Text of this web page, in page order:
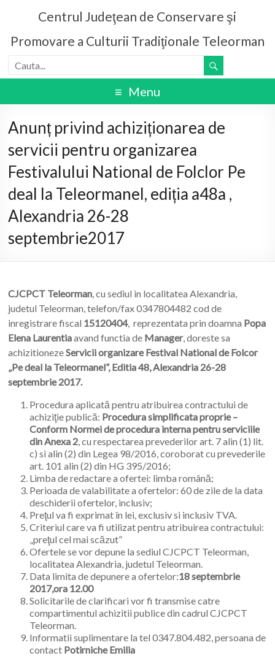
Centrul Judeţean de Conservare şi
Promovare a Culturii Tradiţionale Teleorman
Menu
Anunț privind achiziționarea de
servicii pentru organizarea
Festivalului National de Folclor Pe
deal la Teleormanel, ediția a48a ,
Alexandria 26-28
septembrie2017
CJCPCT Teleorman , cu sediul in localitatea Alexandria,
judetul Teleorman, telefon/fax 0347804482 cod de
inregistrare fiscal 15120404, reprezentata prin doamna Popa
Elena Laurentiaavand functia de Manager, doreste sa
achizitionezeServicii organizare Festival National de Folcor
„Pe deal la Teleormanel”, Editia 48, Alexandria 26-28
septembrie 2017.
Procedura aplicată pentru atribuirea contractului de
achiziţie publică: Procedura simplificata proprie –
Conform Normei de procedura interna pentru serviciile
din Anexa 2 , cu respectarea prevederilor art. 7 alin (1) lit.
c) si alin (2) din Legea 98/2016, coroborat cu prevederile
art. 101 alin (2) din HG 395/2016;
Limba de redactare a ofertei: limba română;
Perioada de valabilitate a ofertelor: 60 de zile de la data
deschiderii ofertelor, inclusiv;
Preţul va fi exprimat în lei, exclusiv si inclusiv TVA.
Criteriul care va fi utilizat pentru atribuirea contractului:
„preţul cel mai scăzut”
Ofertele se vor depune la sediul CJCPCT Teleorman,
localitatea Alexandria, judetul Teleorman.
Data limita de depunere a ofertelor:18 septembrie
2017,ora 12.00
Solicitarile de clarificari vor fi transmise catre
compartimentul achizitii publice din cadrul CJCPCT
Teleorman.
Informatii suplimentare la tel 0347.804.482, persoana de
contact Potirniche Emilia